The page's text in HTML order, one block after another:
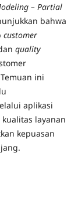
– Partial
bahwa
customer
quality
ini
aplikasi
layanan
kepuasan